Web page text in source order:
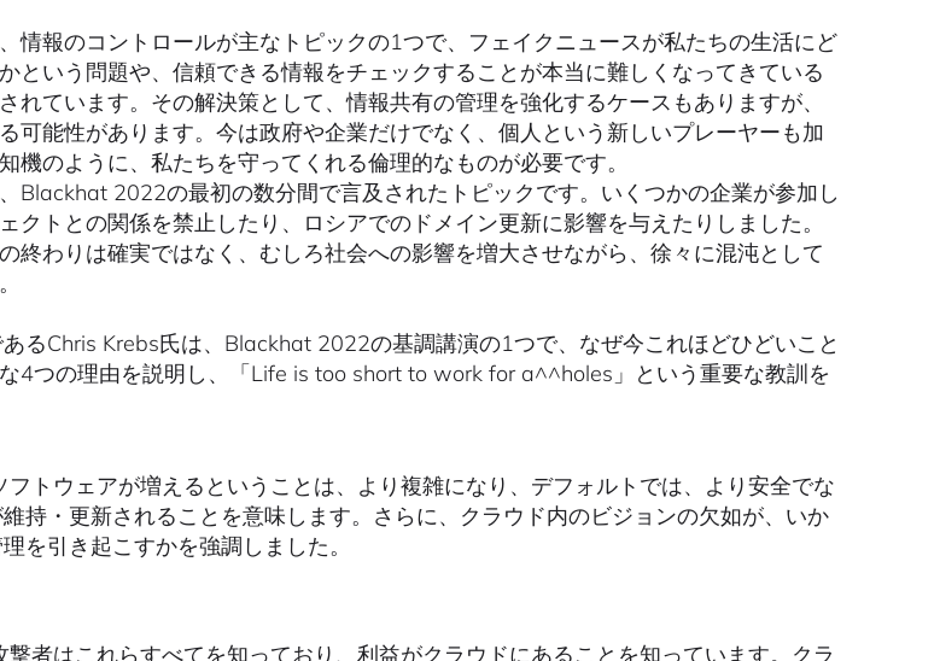
情報のコントロールが主なトピックの1つで、フェイクニュースが私たちの生活にど
という問題や、信頼できる情報をチェックすることが本当に難しくなってきている
れています。その解決策として、情報共有の管理を強化するケースもありますが、
可能性があります。今は政府や企業だけでなく、個人という新しいプレーヤーも加
機のように、私たちを守ってくれる倫理的なものが必要です。
Blackhat 2022の最初の数分間で言及されたトピックです。いくつかの企業が参加し
クトとの関係を禁止したり、ロシアでのドメイン更新に影響を与えたりしました。
終わりは確実ではなく、むしろ社会への影響を増大させながら、徐々に混沌として
るChris Krebs氏は、Blackhat 2022の基調講演の1つで、なぜ今これほどひどいこと
4つの理由を説明し、「Life is too short to work for a^^holes」という重要な教訓を
フトウェアが増えるということは、より複雑になり、デフォルトでは、より安全でな
持・更新されることを意味します。さらに、クラウド内のビジョンの欠如が、いか
を引き起こすかを強調しました。
撃者はこれらすべてを知っており、利益がクラウドにあることを知っています。 クラ